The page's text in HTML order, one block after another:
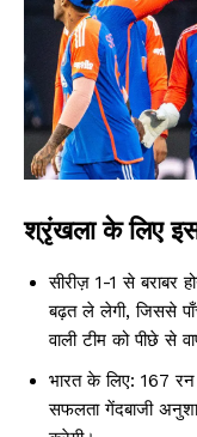
श्रृंखला के लिए
सीरीज़ 1-1 से बराबर
बढ़त ले लेगी, जिससे
वाली टीम को पीछे से
भारत के लिए: 167
सफलता गेंदबाजी